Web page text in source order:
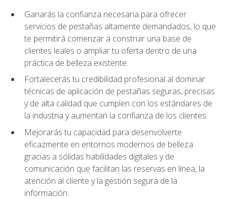
Ganarás la confianza necesaria para ofrecer
servicios de pestañas altamente demandados, lo que
te permitirá comenzar a construir una base de
clientes leales o ampliar tu oferta dentro de una
práctica de belleza existente.
Fortalecerás tu credibilidad profesional al dominar
técnicas de aplicación de pestañas seguras, precisas
y de alta calidad que cumplen con los estándares de
la industria y aumentan la confianza de los clientes.
Mejorarás tu capacidad para desenvolverte
eficazmente en entornos modernos de belleza
gracias a sólidas habilidades digitales y de
comunicación que facilitan las reservas en línea, la
atención al cliente y la gestión segura de la
información.